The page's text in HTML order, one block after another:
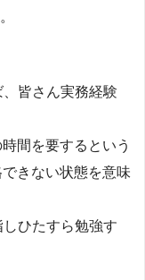
皆さん実務経験
間を要するという
きない状態を意味
ひたすら勉強す